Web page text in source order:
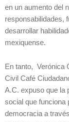
en un aumento del
responsabilidades,
desarrollar
mexiquense.
En tanto, Verónica
Civil Café
A.C. expuso que la
social que funciona
democracia a